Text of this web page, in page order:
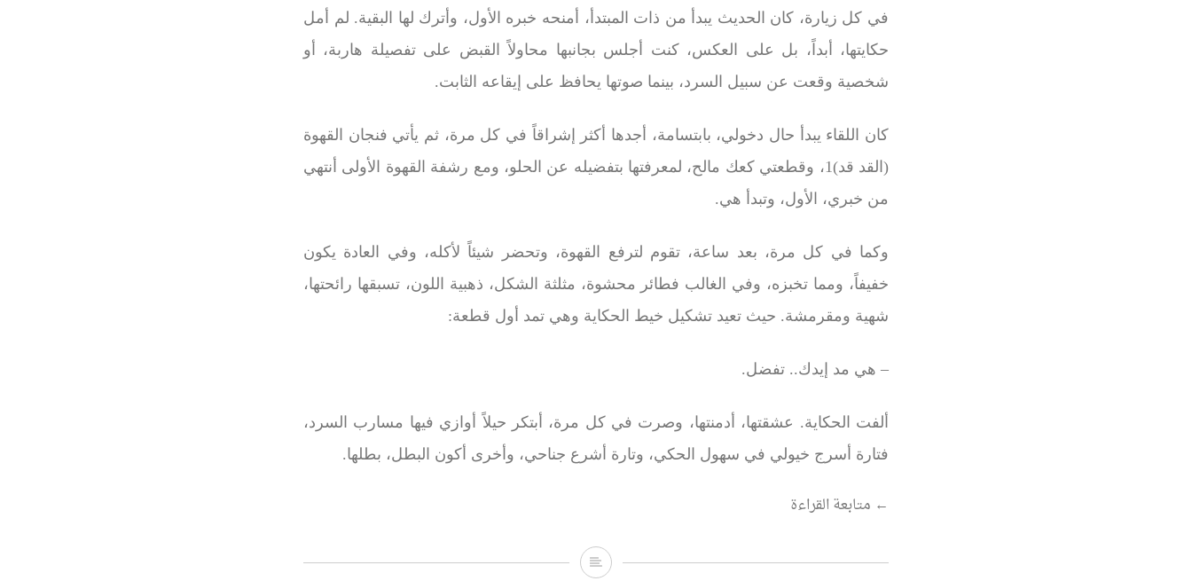
في كل زيارة، كان الحديث يبدأ من ذات المبتدأ، أمنحه خبره الأول، وأترك لها البقية. لم أمل
حكايتها، أبداً، بل على العكس، كنت أجلس بجانبها محاولاً القبض على تفصيلة هاربة، أو
شخصية وقعت عن سبيل السرد، بينما صوتها يحافظ على إيقاعه الثابت.
كان اللقاء يبدأ حال دخولي، بابتسامة، أجدها أكثر إشراقاً في كل مرة، ثم يأتي فنجان القهوة
(القد قد)1 ، وقطعتي كعك مالح، لمعرفتها بتفضيله عن الحلو، ومع رشفة القهوة الأولى أنتهي
من خبري، الأول، وتبدأ هي.
وكما في كل مرة، بعد ساعة، تقوم لترفع القهوة، وتحضر شيئاً لأكله، وفي العادة يكون
خفيفاً، ومما تخبزه، وفي الغالب فطائر محشوة، مثلثة الشكل، ذهبية اللون، تسبقها رائحتها،
شهية ومقرمشة. حيث تعيد تشكيل خيط الحكاية وهي تمد أول قطعة:
– هي مد إيدك.. تفضل.
ألفت الحكاية. عشقتها، أدمنتها، وصرت في كل مرة، أبتكر حيلاً أوازي فيها مسارب السرد،
فتارة أسرج خيولي في سهول الحكي، وتارة أشرع جناحي، وأخرى أكون البطل، بطلها.
“رجـــاء”
← متابعة القراءة
رجـــاء